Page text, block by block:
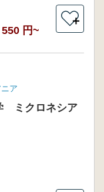
550 円~
＋
ア
ミクロネシア